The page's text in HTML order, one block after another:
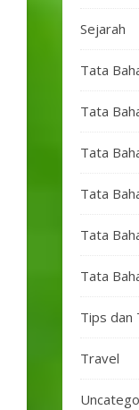
Sejarah
Tata
Tata
Tata
Tata
Tata
Tata
Tips dan
Travel